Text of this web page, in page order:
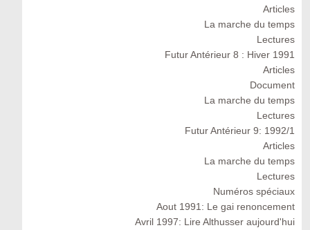
Articles
La marche du temps
Lectures
Futur Antérieur 8 : Hiver 1991
Articles
Document
La marche du temps
Lectures
Futur Antérieur 9: 1992/1
Articles
La marche du temps
Lectures
Numéros spéciaux
Aout 1991: Le gai renoncement
Avril 1997: Lire Althusser aujourd'hui